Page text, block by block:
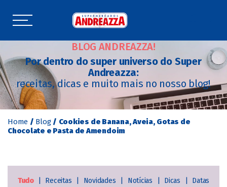
BLOG ANDREAZZA!
Por dentro do super universo do Super
Andreazza:
receitas, dicas e muito mais no nosso blog!
Home / Blog / Cookies de Banana, Aveia, Gotas de
Chocolate e Pasta de Amendoim
Tudo Receitas Novidades Notícias Dicas
Datas